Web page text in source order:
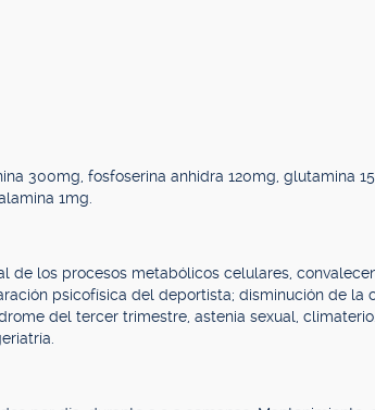
300mg, fosfoserina anhidra 120mg, glutamina
1mg.
de los procesos metabólicos celulares,
psicofísica del deportista; disminución de la
del tercer trimestre, astenia sexual,